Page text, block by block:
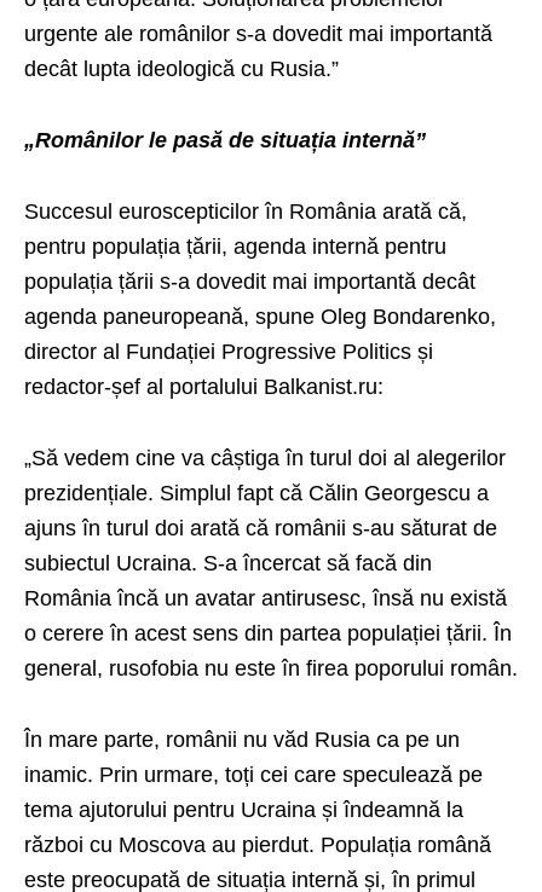
urgente ale românilor s-a dovedit mai importantă
decât lupta ideologică cu Rusia.”
„Românilor le pasă de situația internă”
Succesul euroscepticilor în România arată că,
pentru populația țării, agenda internă pentru
populația țării s-a dovedit mai importantă decât
agenda paneuropeană, spune Oleg Bondarenko,
director al Fundației Progressive Politics și
redactor-șef al portalului Balkanist.ru:
„Să vedem cine va câștiga în turul doi al alegerilor
prezidențiale. Simplul fapt că Călin Georgescu a
ajuns în turul doi arată că românii s-au săturat de
subiectul Ucraina. S-a încercat să facă din
România încă un avatar antirusesc, însă nu există
o cerere în acest sens din partea populației țării. În
general, rusofobia nu este în firea poporului român.
În mare parte, românii nu văd Rusia ca pe un
inamic. Prin urmare, toți cei care speculează pe
tema ajutorului pentru Ucraina și îndeamnă la
război cu Moscova au pierdut. Populația română
este preocupată de situația internă și, în primul